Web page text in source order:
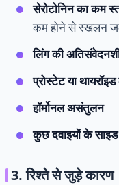
सेरोटोनिन का कम
कम होने से स्खलन
लिंग की
प्रोस्टेट या
हॉर्मोनल असंतुलन
कुछ दवाइयों के
3. रिश्ते से जुड़े कारण